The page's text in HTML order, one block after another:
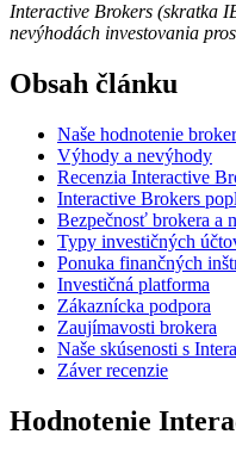
Interactive Brokers (skratka
nevýhodách investovania
Obsah článku
Naše hodnotenie
Výhody a nevýhody
Recenzia Interactive
Interactive Brokers
Bezpečnosť brokera a
Typy investičných
Ponuka finančných
Investičná platforma
Zákaznícka podpora
Zaujímavosti brokera
Naše skúsenosti s
Záver recenzie
Hodnotenie